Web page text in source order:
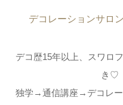
デコレーションサロ
デコ歴15年以上、スワロ
き♡
独学→通信講座→デコレ